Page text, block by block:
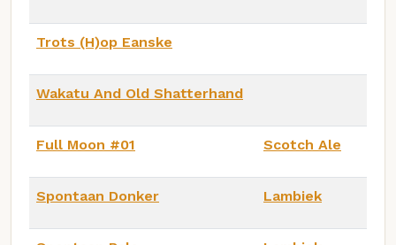
Trots (H)op Eanske
Wakatu And Old Shatterhand
Full Moon #01 Scotch Ale
Spontaan Donker Lambiek